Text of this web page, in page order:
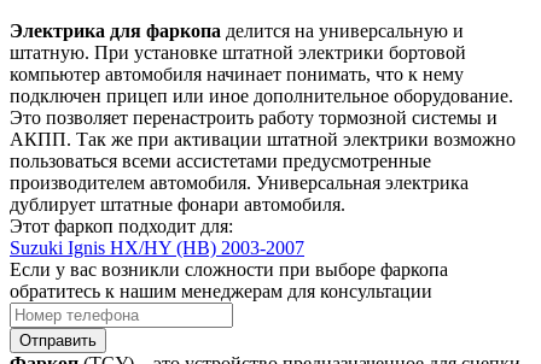
Электрика для фаркопа делится на универсальную и
штатную. При установке штатной электрики бортовой
компьютер автомобиля начинает понимать, что к нему
подключен прицеп или иное дополнительное оборудование.
Это позволяет перенастроить работу тормозной системы и
АКПП. Так же при активации штатной электрики возможно
пользоваться всеми ассистетами предусмотренные
производителем автомобиля. Универсальная электрика
дублирует штатные фонари автомобиля.
Этот фаркоп подходит для:
Suzuki Ignis HX/HY (HB) 2003-2007
Если у вас возникли сложности при выборе фаркопа
обратитесь к нашим менеджерам для консультации
Отправить